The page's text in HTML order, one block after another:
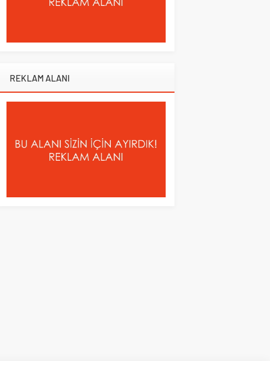
REKLAM ALANI